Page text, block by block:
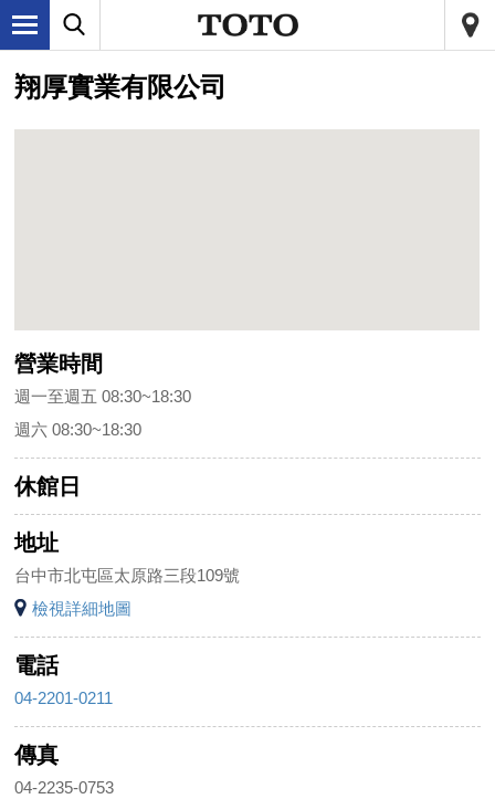
翔厚實業有限公司
營業時間
週一至週五 08:30~18:30
週六 08:30~18:30
休館日
地址
台中市北屯區太原路三段109號
檢視詳細地圖
電話
04-2201-0211
傳真
04-2235-0753